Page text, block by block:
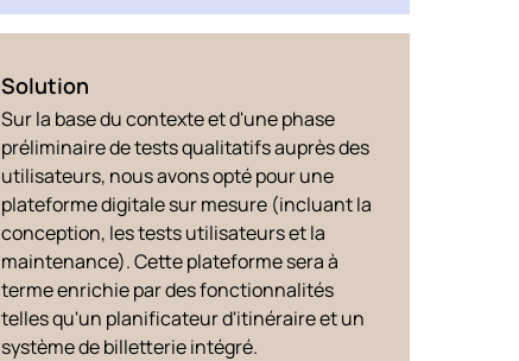
Solution
Sur la base du contexte et d'une phase
préliminaire de tests qualitatifs auprès des
utilisateurs, nous avons opté pour une
plateforme digitale sur mesure (incluant la
conception, les tests utilisateurs et la
maintenance). Cette plateforme sera à
terme enrichie par des fonctionnalités
telles qu'un planificateur d'itinéraire et un
système de billetterie intégré.